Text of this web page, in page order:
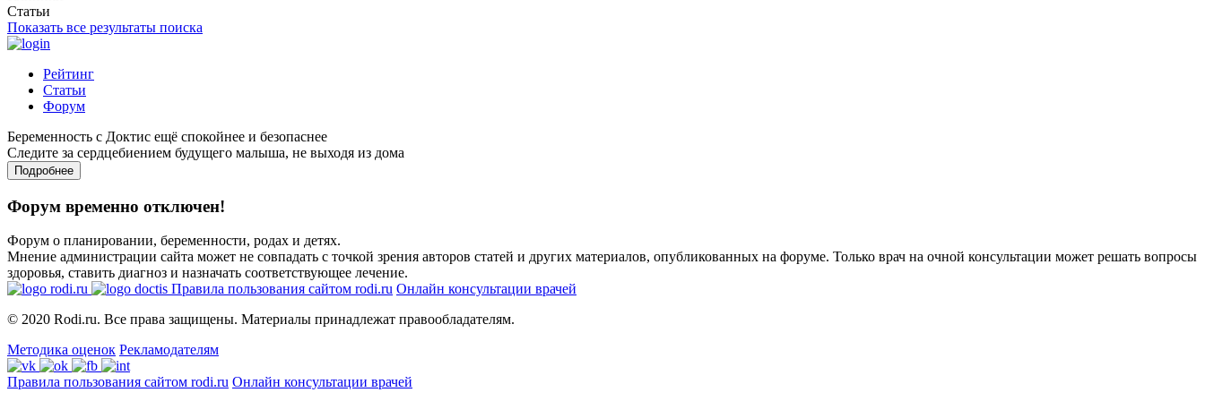
Статьи
Показать все результаты поиска
Рейтинг
Статьи
Форум
Беременность с Доктис ещё спокойнее и безопаснее
Следите за сердцебиением будущего малыша, не выходя из дома
Подробнее
Форум временно отключен!
Форум о планировании, беременности, родах и детях.
Мнение администрации сайта может не совпадать с точкой зрения авторов статей и других материалов, опубликованных на форуме. Только врач на очной консультации может решать вопросы
здоровья, ставить диагноз и назначать соответствующее лечение.
Правила пользования сайтом rodi.ru Онлайн консультации врачей
© 2020 Rodi.ru. Все права защищены. Материалы принадлежат правообладателям.
Методика оценок Рекламодателям
Правила пользования сайтом rodi.ru Онлайн консультации врачей